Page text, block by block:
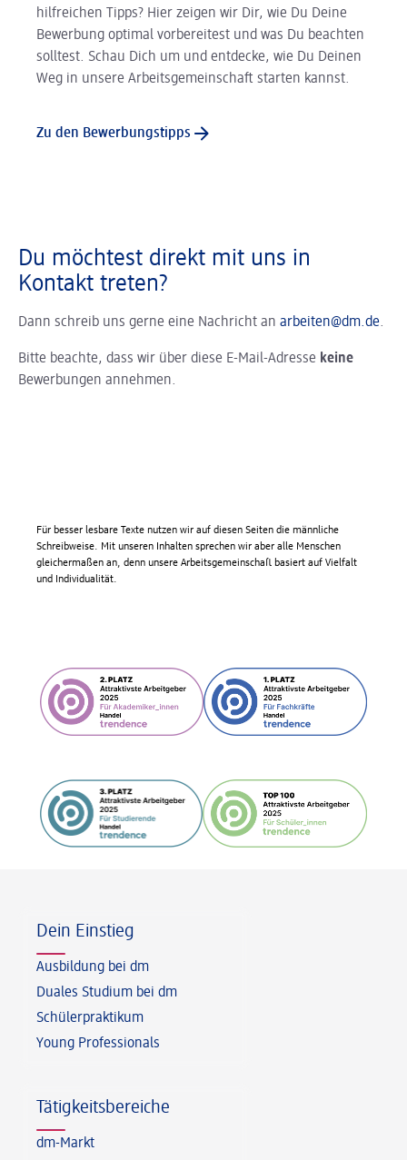
hilfreichen Tipps? Hier zeigen wir Dir, wie Du Deine
Bewerbung optimal vorbereitest und was Du beachten
solltest. Schau Dich um und entdecke, wie Du Deinen
Weg in unsere Arbeitsgemeinschaft starten kannst.
Zu den Bewerbungstipps
Du möchtest direkt mit uns in
Kontakt treten?
Dann schreib uns gerne eine Nachricht an arbeiten@dm.de.
Bitte beachte, dass wir über diese E-Mail-Adresse keine
Bewerbungen annehmen.
Für besser lesbare Texte nutzen wir auf diesen Seiten die männliche
Schreibweise. Mit unseren Inhalten sprechen wir aber alle Menschen
gleichermaßen an, denn unsere Arbeitsgemeinschaft basiert auf Vielfalt
und Individualität.
Dein Einstieg
Ausbildung bei dm
Duales Studium bei dm
Schülerpraktikum
Young Professionals
Tätigkeitsbereiche
dm-Markt